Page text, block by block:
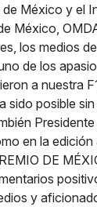
México y el
México,
los medios
de los
a nuestra
sido posible
en la edición
DE
y